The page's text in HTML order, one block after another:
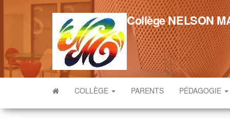
Collège NELSON
COLLÈGE PARENTS PÉDAGOGIE